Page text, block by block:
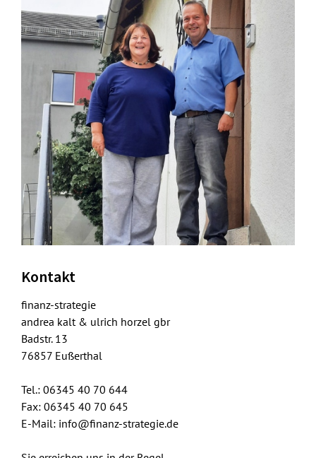
Kontakt
finanz-strategie
andrea kalt & ulrich horzel gbr
Badstr. 13
76857 Eußerthal
Tel.: 06345 40 70 644
Fax: 06345 40 70 645
E-Mail: info@finanz-strategie.de